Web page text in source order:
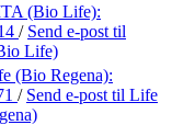
(Bio Life):
/ Send e-post til
Life)
(Bio Regena):
/ Send e-post til Life